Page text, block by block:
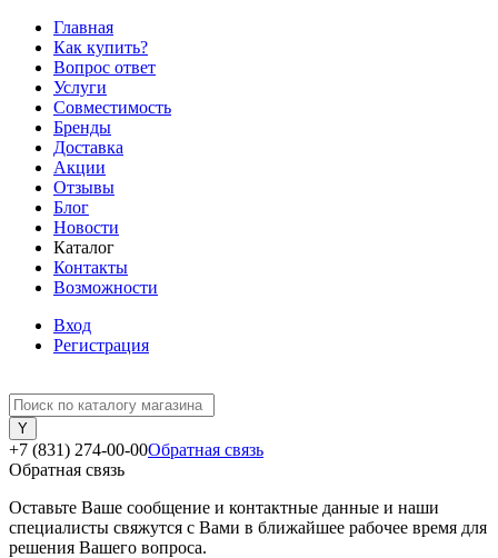
Главная
Как купить?
Вопрос ответ
Услуги
Совместимость
Бренды
Доставка
Акции
Отзывы
Блог
Новости
Каталог
Контакты
Возможности
Вход
Регистрация
+7 (831) 274-00-00Обратная связь
Обратная связь
Оставьте Ваше сообщение и контактные данные и наши
специалисты свяжутся с Вами в ближайшее рабочее время для
решения Вашего вопроса.